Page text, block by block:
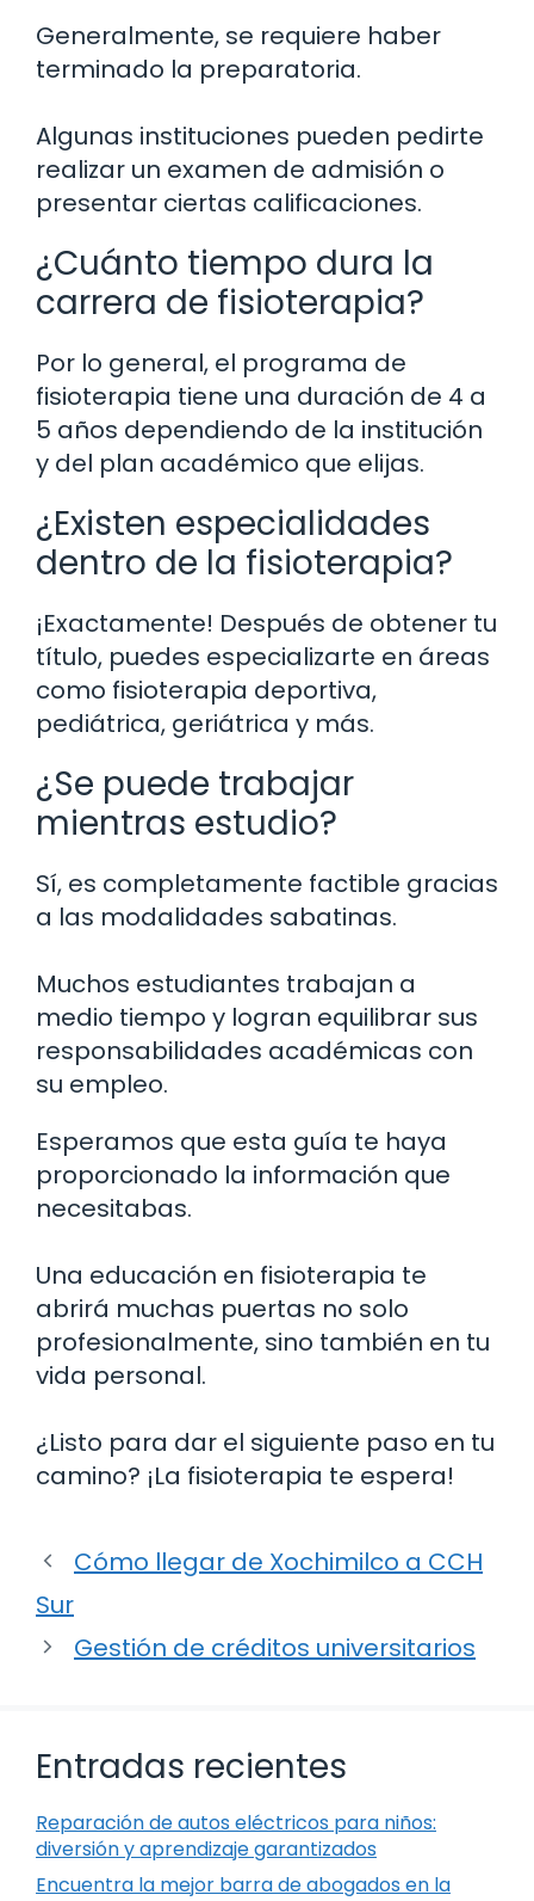
Generalmente, se requiere haber
terminado la preparatoria.
Algunas instituciones pueden pedirte
realizar un examen de admisión o
presentar ciertas calificaciones.
¿Cuánto tiempo dura la
carrera de fisioterapia?
Por lo general, el programa de
fisioterapia tiene una duración de 4 a
5 años dependiendo de la institución
y del plan académico que elijas.
¿Existen especialidades
dentro de la fisioterapia?
¡Exactamente! Después de obtener tu
título, puedes especializarte en áreas
como fisioterapia deportiva,
pediátrica, geriátrica y más.
¿Se puede trabajar
mientras estudio?
Sí, es completamente factible gracias
a las modalidades sabatinas.
Muchos estudiantes trabajan a
medio tiempo y logran equilibrar sus
responsabilidades académicas con
su empleo.
Esperamos que esta guía te haya
proporcionado la información que
necesitabas.
Una educación en fisioterapia te
abrirá muchas puertas no solo
profesionalmente, sino también en tu
vida personal.
¿Listo para dar el siguiente paso en tu
camino? ¡La fisioterapia te espera!
Cómo llegar de Xochimilco a CCH
Sur
Gestión de créditos universitarios
Entradas recientes
Reparación de autos eléctricos para niños:
diversión y aprendizaje garantizados
Encuentra la mejor barra de abogados en la